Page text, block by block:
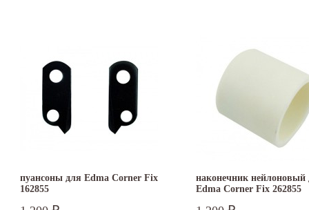
пуансоны для Edma Corner Fix
162855
наконечник нейлоновый
Edma Corner Fix 262855